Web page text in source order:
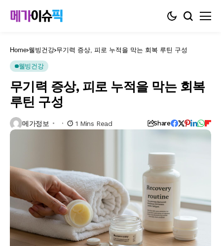
Home 웰빙건강 무기력 증상, 피로 누적을 막는 회복 루틴 구성
웰빙건강
무기력 증상, 피로 누적을 막는 회복
루틴 구성
메가정보 1 Mins Read Share